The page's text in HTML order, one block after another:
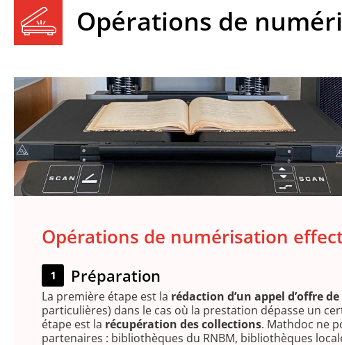
Opérations de
Opérations de numérisation
Préparation
La première étape est la rédaction d’un appel d’offre
particulières) dans le cas où la prestation dépasse un
étape est la récupération des collections. Mathdoc ne
partenaires : bibliothèques du RNBM, bibliothèques